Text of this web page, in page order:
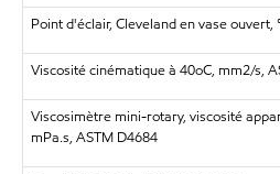
Point d'éclair, Cleveland en vase ouvert,
Viscosité cinématique à 40oC, mm2/s,
Viscosimètre mini-rotary, viscosité
mPa.s, ASTM D4684